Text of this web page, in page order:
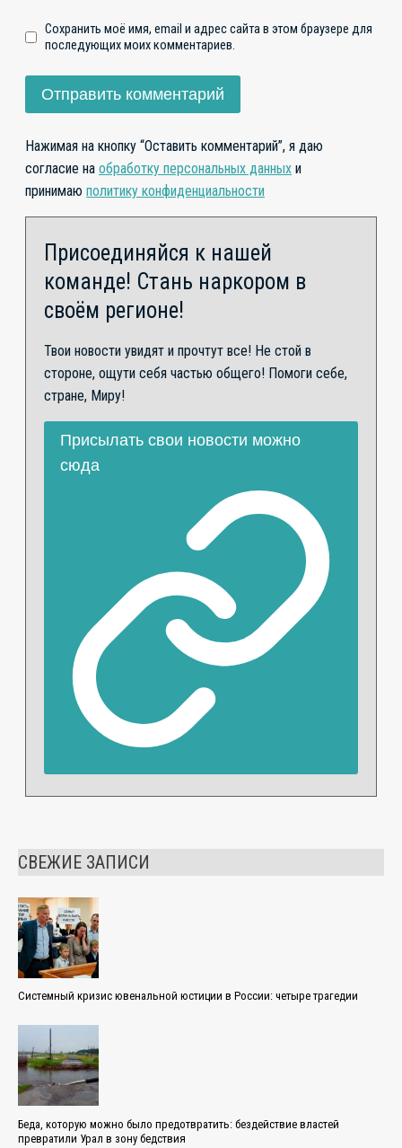
Сохранить моё имя, email и адрес сайта в этом браузере для
последующих моих комментариев.
Нажимая на кнопку “Оставить комментарий”, я даю
согласие на обработку персональных данных и
принимаю политику конфиденциальности
Присоединяйся к нашей
команде! Стань наркором в
своём регионе!
Твои новости увидят и прочтут все! Не стой в
стороне, ощути себя частью общего! Помоги себе,
стране, Миру!
Присылать свои новости можно
сюда
СВЕЖИЕ ЗАПИСИ
Системный кризис ювенальной юстиции в России: четыре трагедии
Беда, которую можно было предотвратить: бездействие властей
превратили Урал в зону бедствия